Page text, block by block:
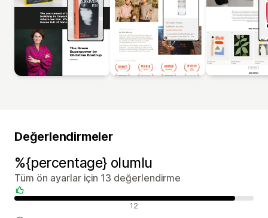
Değerlendirmeler
%{percentage} olumlu
Tüm ön ayarlar için 13 değerlendirme
Olumlu değerlendirmeler 12